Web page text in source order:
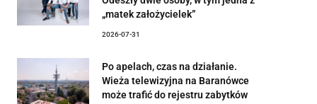
„matek założycielek”
2026-07-31
Po apelach, czas na działanie.
Wieża telewizyjna na Baranówce
może trafić do rejestru zabytków